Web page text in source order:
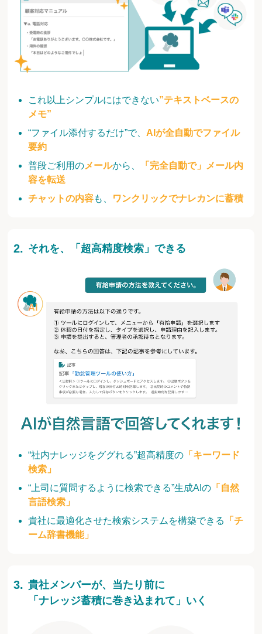
これ以上シンプルにはできない”テキストベースの
メモ”
“ファイル添付するだけ”で、 AIが全自動でファイル
要約
普段ご利用のメールから、
「完全自動で」メール内
容を転送
チャットの内容も、 ワンクリックでナレカンに蓄積
“社内ナレッジをググれる”超高精度の 「キーワード
検索」
“上司に質問するように検索できる”生成AIの 「自然
言語検索」
貴社に最適化させた検索システムを構築できる
「チ
ーム辞書機能」
それを、「超高精度検索」できる
貴社メンバーが、当たり前に
「ナレッジ蓄積に巻き込まれて」いく